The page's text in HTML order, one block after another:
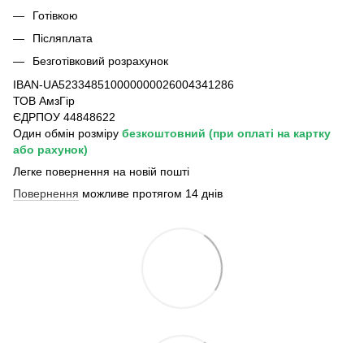
Готівкою
Післяплата
Безготівковий розрахунок
IBAN-UA523348510000000026004341286
ТОВ АмзГір
ЄДРПОУ 44848622
Один обмін розміру безкоштовний (при оплаті на картку
або рахунок)
Легке повернення на новій пошті
Повернення можливе протягом 14 днів